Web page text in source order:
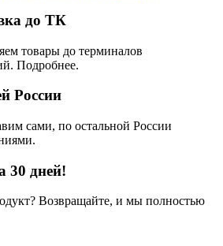
до ТК
товары до терминалов
Подробнее.
России
сами, по остальной России
30 дней!
Возвращайте, и мы полностью